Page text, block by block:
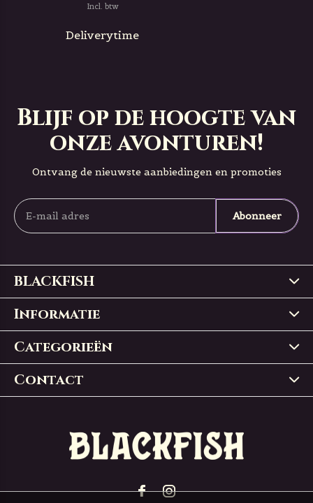
Incl. btw
Deliverytime
Blijf op de hoogte van
onze avonturen!
Ontvang de nieuwste aanbiedingen en promoties
Abonneer
BLACKFISH
Informatie
Categorieën
Contact